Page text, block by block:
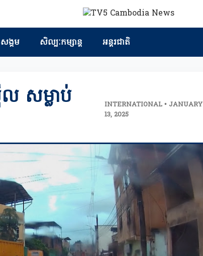
ង្គម សិល្បៈកម្សាន្ត អន្តរជាតិ
សម្លាប់
INTERNATIONAL • JANUARY
13, 2025